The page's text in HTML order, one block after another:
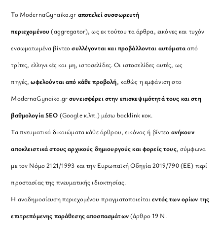
Το ModernaGynaika.gr αποτελεί συσσωρευτή
περιεχομένου (aggregator), ως εκ τούτου τα άρθρα, εικόνες και τυχόν
ενσωματωμένα βίντεοσυλλέγονται και προβάλλονται αυτόματααπό
τρίτες, ελληνικές και μη, ιστοσελίδες. Οι ιστοσελίδες αυτές, ως
πηγές,ωφελούνται από κάθε προβολή, καθώς η εμφάνιση στο
ModernaGynaika.grσυνεισφέρει στην επισκεψιμότητά τους και στη
βαθμολογία SEO (Google κ.λπ.) μέσω backlink κοκ.
Τα πνευματικά δικαιώματα κάθε άρθρου, εικόνας ή βίντεο ανήκουν
αποκλειστικά στους αρχικούς δημιουργούς και φορείς τους, σύμφωνα
με τον Νόμο 2121/1993 και την Ευρωπαϊκή Οδηγία 2019/790 (ΕΕ) περί
προστασίας της πνευματικής ιδιοκτησίας.
Η αναδημοσίευση περιεχομένου πραγματοποιείταιεντός των ορίων της
επιτρεπόμενης παράθεσης αποσπασμάτων(άρθρο 19 Ν.